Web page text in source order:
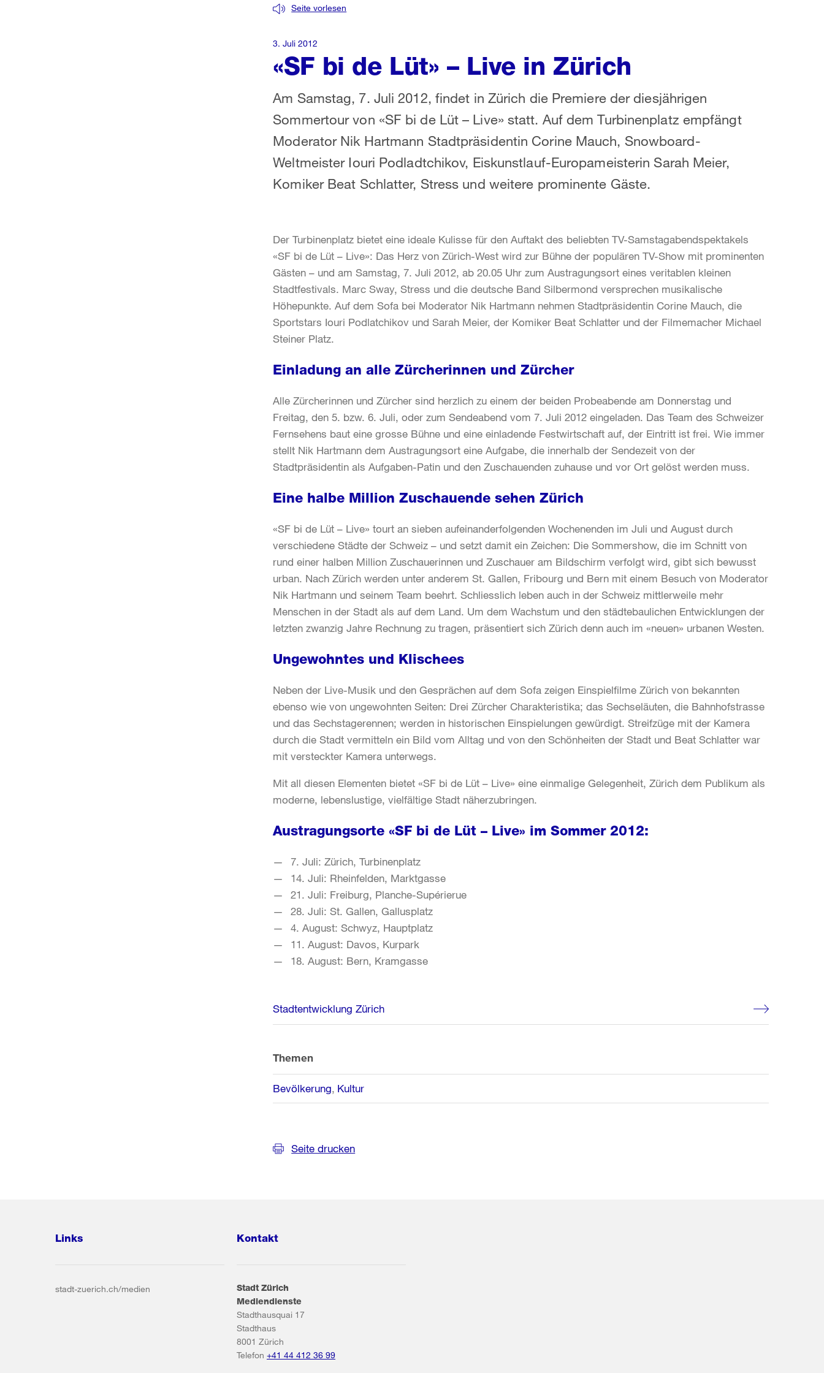
«SF bi de Lüt» – Live in Zürich
Seite vorlesen
Am Samstag, 7. Juli 2012, findet in Zürich die Premiere der diesjährigen
Sommertour von «SF bi de Lüt – Live» statt. Auf dem Turbinenplatz empfängt
Moderator Nik Hartmann Stadtpräsidentin Corine Mauch, Snowboard-
Weltmeister Iouri Podladtchikov, Eiskunstlauf-Europameisterin Sarah Meier,
Komiker Beat Schlatter, Stress und weitere prominente Gäste.
3. Juli 2012
Der Turbinenplatz bietet eine ideale Kulisse für den Auftakt des beliebten TV-Samstagabendspektakels
«SF bi de Lüt – Live»: Das Herz von Zürich-West wird zur Bühne der populären TV-Show mit prominenten
Gästen – und am Samstag, 7. Juli 2012, ab 20.05 Uhr zum Austragungsort eines veritablen kleinen
Stadtfestivals. Marc Sway, Stress und die deutsche Band Silbermond versprechen musikalische
Höhepunkte. Auf dem Sofa bei Moderator Nik Hartmann nehmen Stadtpräsidentin Corine Mauch, die
Sportstars Iouri Podlatchikov und Sarah Meier, der Komiker Beat Schlatter und der Filmemacher Michael
Steiner Platz.
Einladung an alle Zürcherinnen und Zürcher
Alle Zürcherinnen und Zürcher sind herzlich zu einem der beiden Probeabende am Donnerstag und
Freitag, den 5. bzw. 6. Juli, oder zum Sendeabend vom 7. Juli 2012 eingeladen. Das Team des Schweizer
Fernsehens baut eine grosse Bühne und eine einladende Festwirtschaft auf, der Eintritt ist frei. Wie immer
stellt Nik Hartmann dem Austragungsort eine Aufgabe, die innerhalb der Sendezeit von der
Stadtpräsidentin als Aufgaben-Patin und den Zuschauenden zuhause und vor Ort gelöst werden muss.
Eine halbe Million Zuschauende sehen Zürich
«SF bi de Lüt – Live» tourt an sieben aufeinanderfolgenden Wochenenden im Juli und August durch
verschiedene Städte der Schweiz – und setzt damit ein Zeichen: Die Sommershow, die im Schnitt von
rund einer halben Million Zuschauerinnen und Zuschauer am Bildschirm verfolgt wird, gibt sich bewusst
urban. Nach Zürich werden unter anderem St. Gallen, Fribourg und Bern mit einem Besuch von Moderator
Nik Hartmann und seinem Team beehrt. Schliesslich leben auch in der Schweiz mittlerweile mehr
Menschen in der Stadt als auf dem Land. Um dem Wachstum und den städtebaulichen Entwicklungen der
letzten zwanzig Jahre Rechnung zu tragen, präsentiert sich Zürich denn auch im «neuen» urbanen Westen.
Ungewohntes und Klischees
Neben der Live-Musik und den Gesprächen auf dem Sofa zeigen Einspielfilme Zürich von bekannten
ebenso wie von ungewohnten Seiten: Drei Zürcher Charakteristika; das Sechseläuten, die Bahnhofstrasse
und das Sechstagerennen; werden in historischen Einspielungen gewürdigt. Streifzüge mit der Kamera
durch die Stadt vermitteln ein Bild vom Alltag und von den Schönheiten der Stadt und Beat Schlatter war
mit versteckter Kamera unterwegs.
Mit all diesen Elementen bietet «SF bi de Lüt – Live» eine einmalige Gelegenheit, Zürich dem Publikum als
moderne, lebenslustige, vielfältige Stadt näherzubringen.
Austragungsorte «SF bi de Lüt – Live» im Sommer 2012:
7. Juli: Zürich, Turbinenplatz
14. Juli: Rheinfelden, Marktgasse
21. Juli: Freiburg, Planche-Supérierue
28. Juli: St. Gallen, Gallusplatz
4. August: Schwyz, Hauptplatz
11. August: Davos, Kurpark
18. August: Bern, Kramgasse
Weitere
Informationen
Stadtentwicklung Zürich
Themen
Bevölkerung Kultur
Seite drucken
Links
stadt-zuerich.ch/medien
Kontakt
Stadt Zürich
Mediendienste
Stadthausquai 17
Stadthaus
8001 Zürich
Telefon +41 44 412 36 99